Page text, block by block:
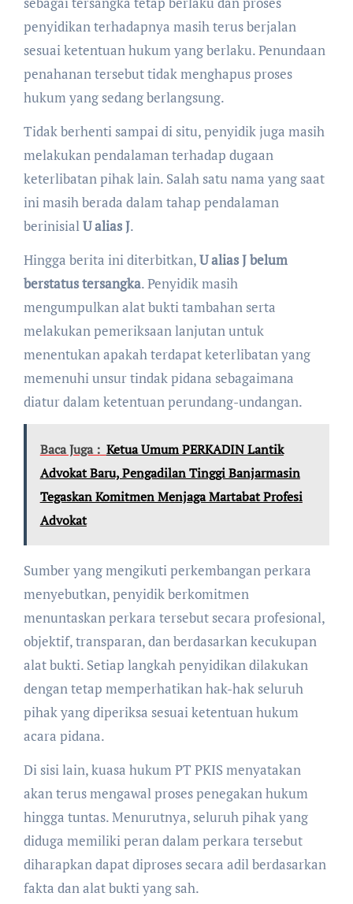
penyidikan terhadapnya masih terus berjalan
sesuai ketentuan hukum yang berlaku. Penundaan
penahanan tersebut tidak menghapus proses
hukum yang sedang berlangsung.
Tidak berhenti sampai di situ, penyidik juga masih
melakukan pendalaman terhadap dugaan
keterlibatan pihak lain. Salah satu nama yang saat
ini masih berada dalam tahap pendalaman
berinisialU alias J.
Hingga berita ini diterbitkan,U alias J belum
berstatus tersangka. Penyidik masih
mengumpulkan alat bukti tambahan serta
melakukan pemeriksaan lanjutan untuk
menentukan apakah terdapat keterlibatan yang
memenuhi unsur tindak pidana sebagaimana
diatur dalam ketentuan perundang-undangan.
Baca Juga : Ketua Umum PERKADIN Lantik
Advokat Baru, Pengadilan Tinggi Banjarmasin
Tegaskan Komitmen Menjaga Martabat Profesi
Advokat
Sumber yang mengikuti perkembangan perkara
menyebutkan, penyidik berkomitmen
menuntaskan perkara tersebut secara profesional,
objektif, transparan, dan berdasarkan kecukupan
alat bukti. Setiap langkah penyidikan dilakukan
dengan tetap memperhatikan hak-hak seluruh
pihak yang diperiksa sesuai ketentuan hukum
acara pidana.
Di sisi lain, kuasa hukum PT PKIS menyatakan
akan terus mengawal proses penegakan hukum
hingga tuntas. Menurutnya, seluruh pihak yang
diduga memiliki peran dalam perkara tersebut
diharapkan dapat diproses secara adil berdasarkan
fakta dan alat bukti yang sah.